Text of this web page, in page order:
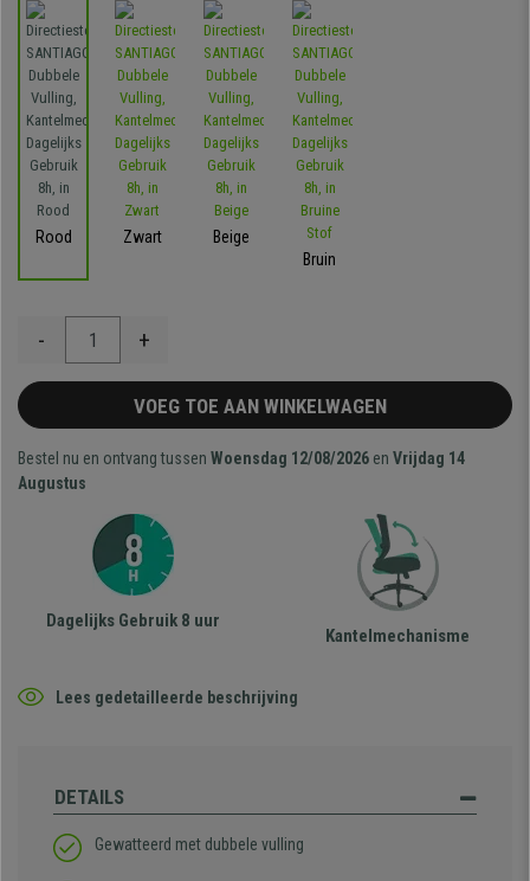
Rood Zwart
Beige
Bruin
- +
VOEG TOE AAN WINKELWAGEN
Bestel nu en ontvang tussen Woensdag 12/08/2026 en Vrijdag 14
Augustus
Dagelijks Gebruik 8 uur
Kantelmechanisme
Lees gedetailleerde beschrijving
DETAILS
Gewatteerd met dubbele vulling